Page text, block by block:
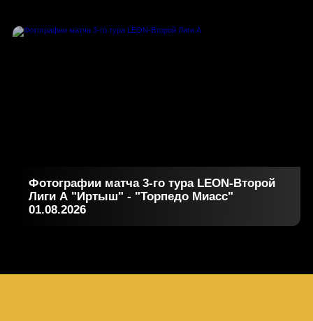
Фотографии матча 3-го тура LEON-Второй
Лиги А "Иртыш" - "Торпедо Миасс"
01.08.2026